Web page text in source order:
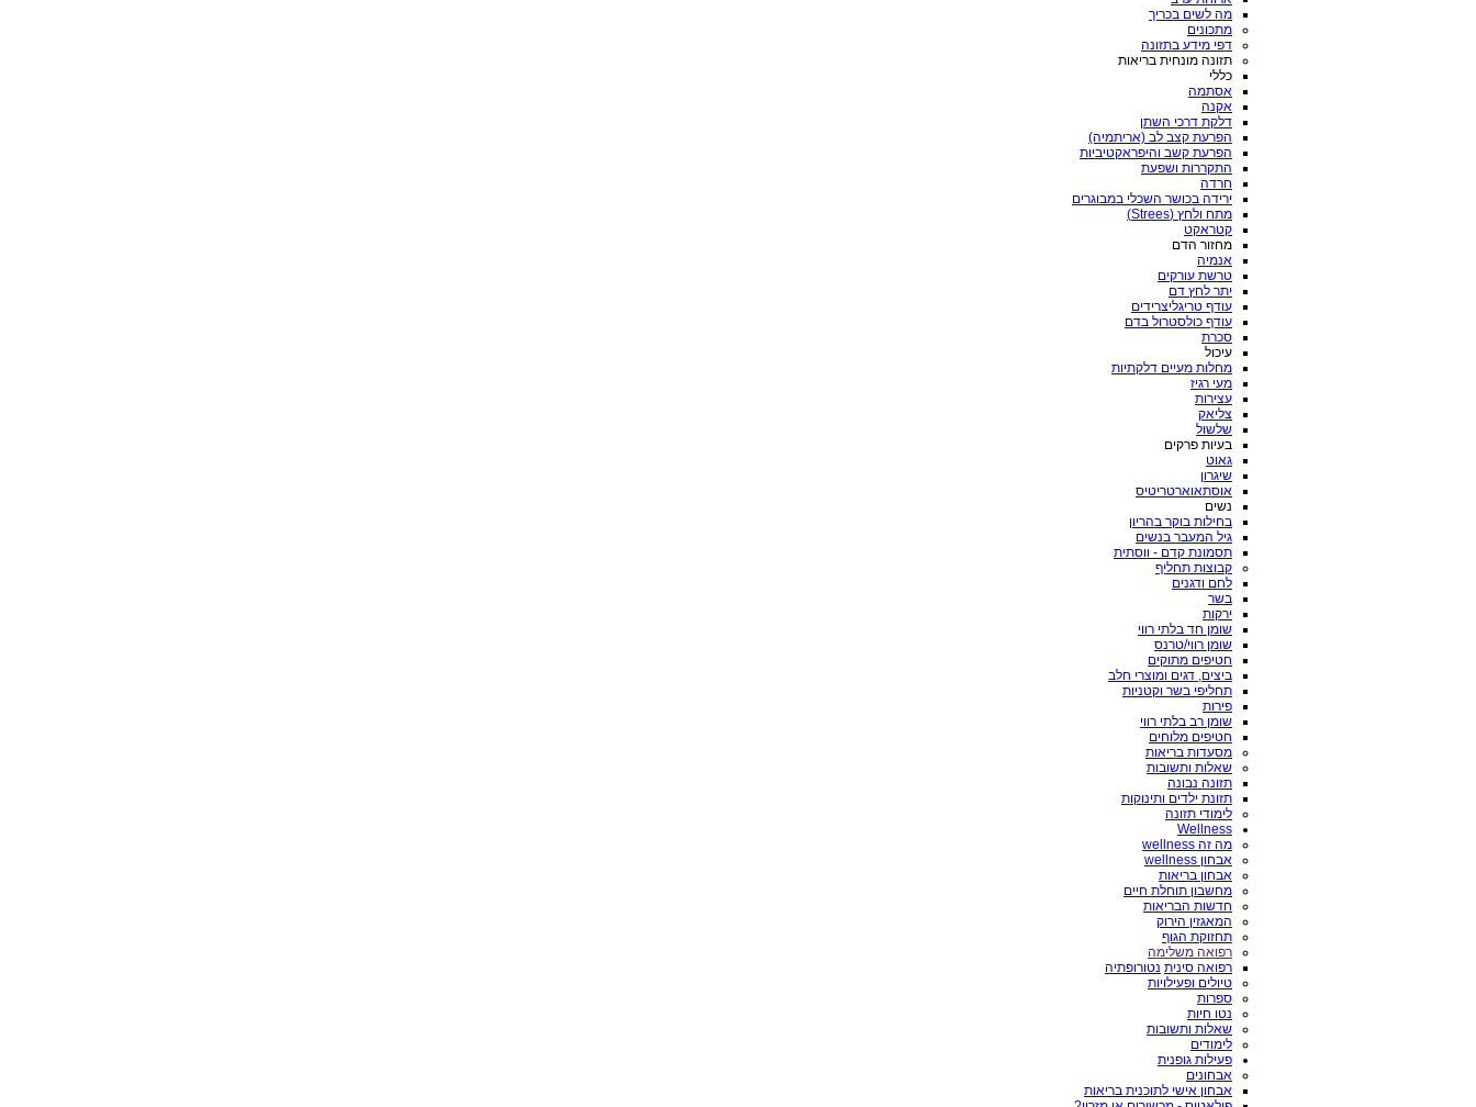
מה לשים בכריך
מתכונים
דפי מידע בתזונה
תזונה מונחית בריאות
כללי
אסתמה
אקנה
דלקת דרכי השתן
הפרעת קצב לב (אריתמיה)
הפרעת קשב והיפראקטיביות
התקררות ושפעת
חרדה
ירידה בכושר השכלי במבוגרים
מתח ולחץ (Strees)
קטראקט
מחזור הדם
אנמיה
טרשת עורקים
יתר לחץ דם
עודף טריגליצרידים
עודף כולסטרול בדם
סכרת
עיכול
מחלות מעיים דלקתיות
מעי רגיז
עצירות
צליאק
שלשול
בעיות פרקים
גאוט
שיגרון
אוסתאוארטריטיס
נשים
בחילות בוקר בהריון
גיל המעבר בנשים
תסמונת קדם - ווסתית
קבוצות תחליף
לחם ודגנים
בשר
ירקות
שומן חד בלתי רווי
שומן רווי/טרנס
חטיפים מתוקים
ביצים, דגים ומוצרי חלב
תחליפי בשר וקטניות
פירות
שומן רב בלתי רווי
חטיפים מלוחים
מסעדות בריאות
שאלות ותשובות
תזונה נבונה
תזונת ילדים ותינוקות
לימודי תזונה
Wellness
מה זה wellness
אבחון wellness
אבחון בריאות
מחשבון תוחלת חיים
חדשות הבריאות
המאגזין הירוק
תחזוקת הגוף
רפואה משלימה
רפואה סינית נטורופתיה
טיולים ופעילויות
ספרות
נטו חיות
שאלות ותשובות
לימודים
פעילות גופנית
אבחונים
אבחון אישי לתוכנית בריאות